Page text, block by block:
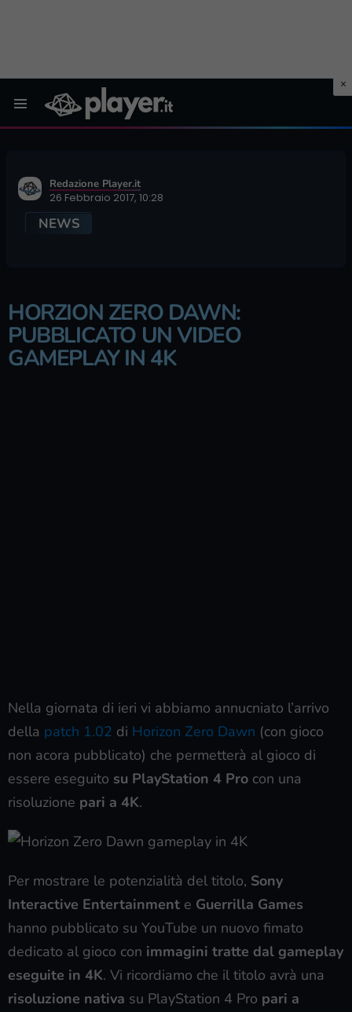
Redazione Player.it
26 Febbraio 2017, 10:28
NEWS
HORZION ZERO DAWN:
PUBBLICATO UN VIDEO
GAMEPLAY IN 4K
Nella giornata di ieri vi abbiamo annucniato l’arrivo
della patch 1.02 di Horizon Zero Dawn (con gioco
non acora pubblicato) che permetterà al gioco di
essere eseguito su PlayStation 4 Pro con una
risoluzione pari a 4K.
Per mostrare le potenzialità del titolo, Sony
Interactive Entertainment e Guerrilla Games
hanno pubblicato su YouTube un nuovo fimato
dedicato al gioco con immagini tratte dal gameplay
eseguite in 4K. Vi ricordiamo che il titolo avrà una
risoluzione nativa su PlayStation 4 Pro pari a